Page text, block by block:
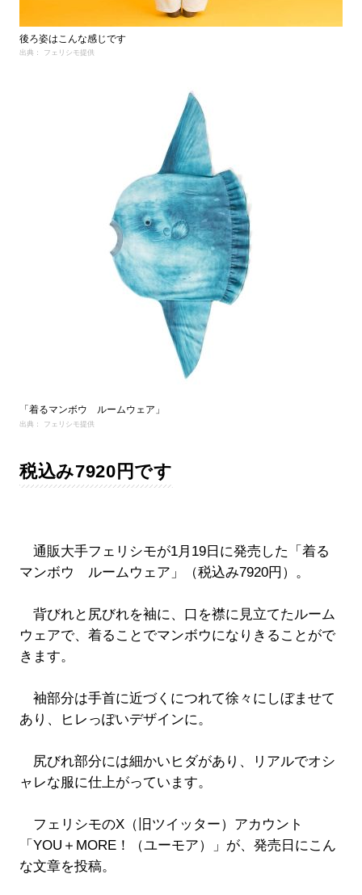
後ろ姿はこんな感じです
出典： フェリシモ提供
「着るマンボウ ルームウェア」
出典： フェリシモ提供
税込み7920円です
通販大手フェリシモが1月19日に発売した「着る
マンボウ ルームウェア」（税込み7920円）。
背びれと尻びれを袖に、口を襟に見立てたルーム
ウェアで、着ることでマンボウになりきることがで
きます。
袖部分は手首に近づくにつれて徐々にしぼませて
あり、ヒレっぽいデザインに。
尻びれ部分には細かいヒダがあり、リアルでオシ
ャレな服に仕上がっています。
フェリシモのX（旧ツイッター）アカウント
「YOU＋MORE！（ユーモア）」が、発売日にこん
な文章を投稿。